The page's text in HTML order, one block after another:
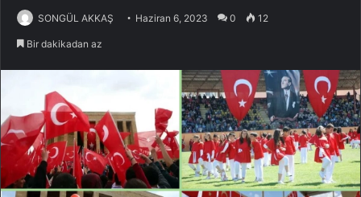
SONGÜL AKKAŞ Haziran 6, 2023 0 12
Bir dakikadan az